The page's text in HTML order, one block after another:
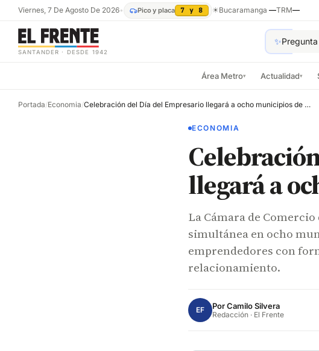
Viernes, 7 De Agosto De 2026• Pico y placa 7 y 8 ☀Bucaramanga —TRM—
SANTANDER · DESDE 1942
✨
Área Metro▾ Actualidad▾
Portada/Economia/ Celebración del Día del Empresario llegará a ocho municipios de Santander
ECONOMIA
llegará a
La Cámara de
simultánea en ocho
emprendedores con
relacionamiento.
EF PorCamilo Silvera
Redacción · El Frente